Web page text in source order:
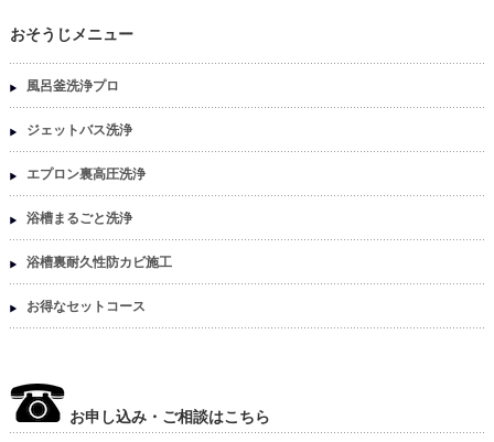
おそうじメニュー
風呂釜洗浄プロ
ジェットバス洗浄
エプロン裏高圧洗浄
浴槽まるごと洗浄
浴槽裏耐久性防カビ施工
お得なセットコース
お申し込み・ご相談はこちら